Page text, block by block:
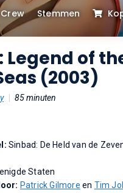
Stemmen
Legend of
(2003)
85 minuten
Sinbad: De Held van de
Staten
Patrick Gilmore en Tim